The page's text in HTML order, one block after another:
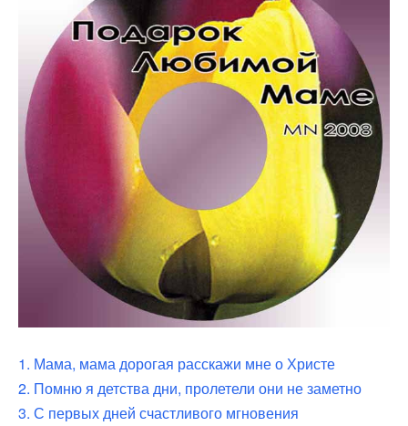
1. Мама, мама дорогая расскажи мне о Христе
2. Помню я детства дни, пролетели они не заметно
3. С первых дней счастливого мгновения